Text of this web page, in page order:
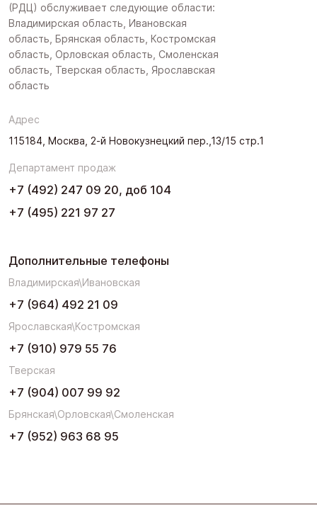
(РДЦ) обслуживает следующие области:
Владимирская область, Ивановская
область, Брянская область, Костромская
область, Орловская область, Смоленская
область, Тверская область, Ярославская
область
Адрес
115184, Москва, 2-й Новокузнецкий пер.,13/15 стр.1
Департамент продаж
+7 (492) 247 09 20, доб 104
+7 (495) 221 97 27
Дополнительные телефоны
Владимирская\Ивановская
+7 (964) 492 21 09
Ярославская\Костромская
+7 (910) 979 55 76
Тверская
+7 (904) 007 99 92
Брянская\Орловская\Смоленская
+7 (952) 963 68 95